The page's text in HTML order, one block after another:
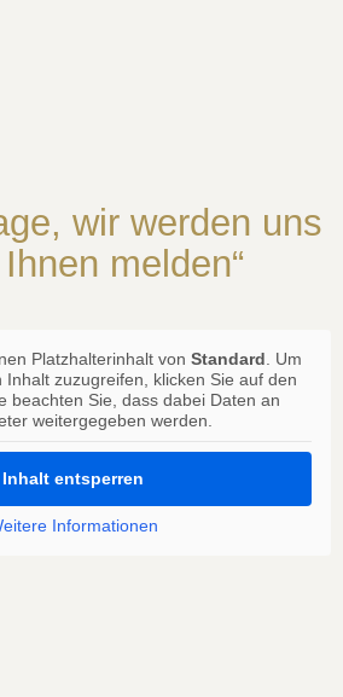
wir werden uns
melden“
Platzhalterinhalt von Standard . Um
zuzugreifen, klicken Sie auf den
beachten Sie, dass dabei Daten an
weitergegeben werden.
Inhalt entsperren
Informationen